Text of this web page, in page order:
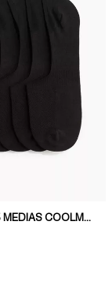
PACK DE 5 MEDIAS COOLMAX®